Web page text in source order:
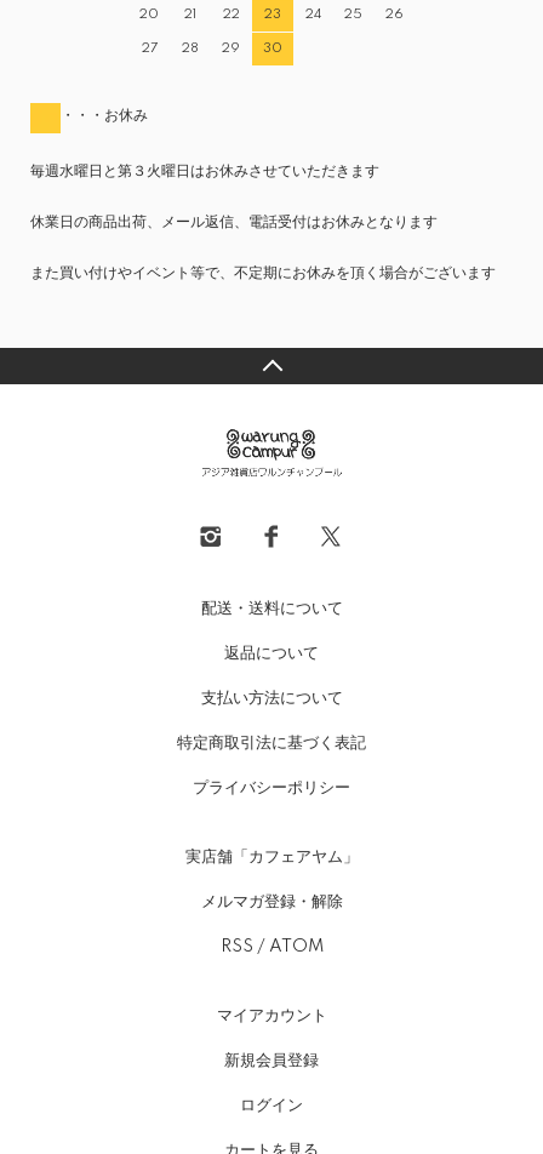
20 21 22 23 24 25 26
27 28 29 30
・・・お休み
毎週水曜日と第３火曜日はお休みさせていただきます
休業日の商品出荷、メール返信、電話受付はお休みとなります
また買い付けやイベント等で、不定期にお休みを頂く場合がございます
配送・送料について
返品について
支払い方法について
特定商取引法に基づく表記
プライバシーポリシー
実店舗「カフェアヤム」
メルマガ登録・解除
RSS / ATOM
マイアカウント
新規会員登録
ログイン
カートを見る